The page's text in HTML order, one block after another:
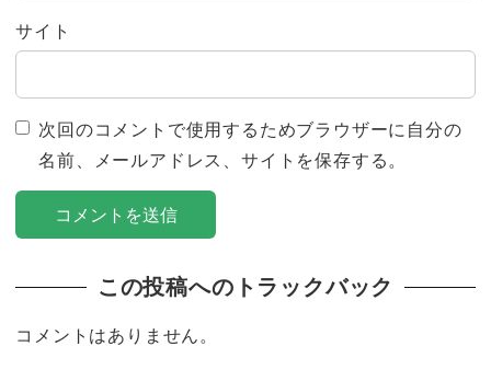
サイト
次回のコメントで使用するためブラウザーに自分の
名前、メールアドレス、サイトを保存する。
この投稿へのトラックバック
コメントはありません。